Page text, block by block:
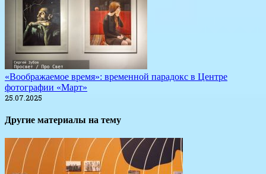
«Воображаемое время»: временной парадокс в Центре
фотографии «Март»
25.07.2025
Другие материалы на тему